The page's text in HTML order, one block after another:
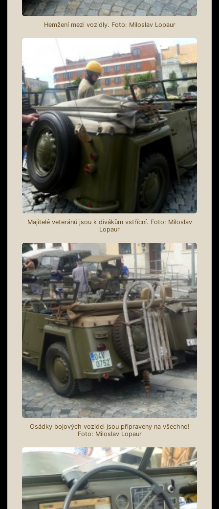
Hemžení mezi vozidly. Foto: Miloslav Lopaur
Majitelé veteránů jsou k divákům vstřícní. Foto: Miloslav
Lopaur
Osádky bojových vozidel jsou připraveny na všechno!
Foto: Miloslav Lopaur